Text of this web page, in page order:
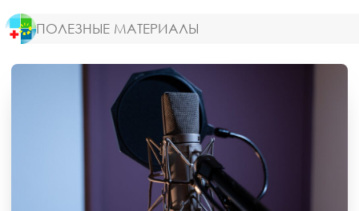
ПОЛЕЗНЫЕ МАТЕРИАЛЫ